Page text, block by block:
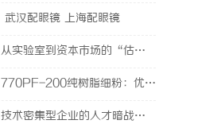
武汉配眼镜 上海配眼镜
从实验室到资本市场的“估值倍增器”：专利律师如何重塑硬科技企业的融资逻辑
770PF-200纯树脂细粉：优质材料的全貌与应用
技术密集型企业的人才暗战：北京商业秘密律师如何守住“人带技术走”的底线